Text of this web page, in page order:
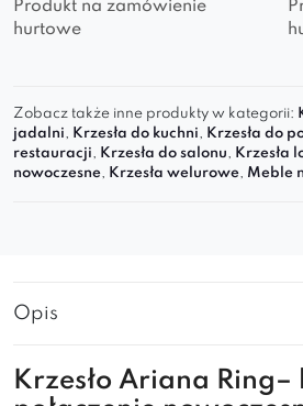
Produkt na zamówienie
hurtowe
Zobacz także inne produkty w kategorii:
jadalni, Krzesła do kuchni, Krzesła do
restauracji, Krzesła do salonu, Krzesła
nowoczesne, Krzesła welurowe, Meble
Opis
Krzesło Ariana